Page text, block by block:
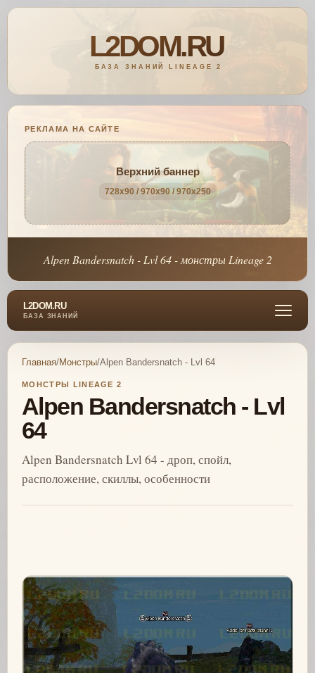
РЕКЛАМА НА САЙТЕ
Верхний баннер
728x90 / 970x90 / 970x250
Alpen Bandersnatch - Lvl 64 - монстры Lineage 2
L2DOM.RU
БАЗА ЗНАНИЙ
Главная/Монстры/Alpen Bandersnatch - Lvl 64
МОНСТРЫ LINEAGE 2
Alpen Bandersnatch - Lvl
64
Alpen Bandersnatch Lvl 64 - дроп, спойл,
расположение, скиллы, особенности